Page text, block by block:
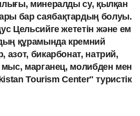
минералды су, қылқан
бар саябақтардың болуы.
Цельсийге жететін және ем
құрамында кремний
азот, бикарбонат, натрий,
марганец, молибден мен
Tourism Center" туристік